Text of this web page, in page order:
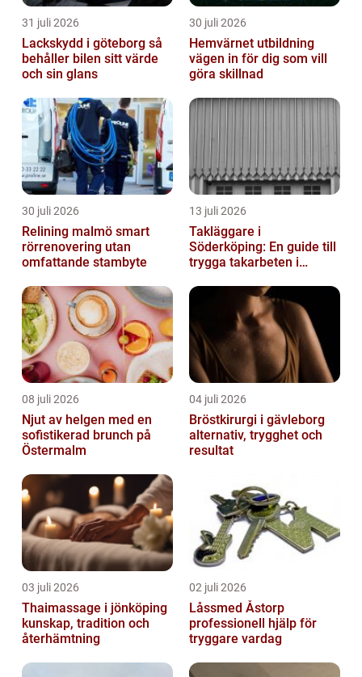
31 juli 2026
Lackskydd i göteborg så
behåller bilen sitt värde
och sin glans
30 juli 2026
Hemvärnet utbildning
vägen in för dig som vill
göra skillnad
30 juli 2026
Relining malmö smart
rörrenovering utan
omfattande stambyte
13 juli 2026
Takläggare i
Söderköping: En guide till
trygga takarbeten i
08 juli 2026
Njut av helgen med en
sofistikerad brunch på
Östermalm
04 juli 2026
Bröstkirurgi i gävleborg
alternativ, trygghet och
resultat
03 juli 2026
Thaimassage i jönköping
kunskap, tradition och
återhämtning
02 juli 2026
Låssmed Åstorp
professionell hjälp för
tryggare vardag